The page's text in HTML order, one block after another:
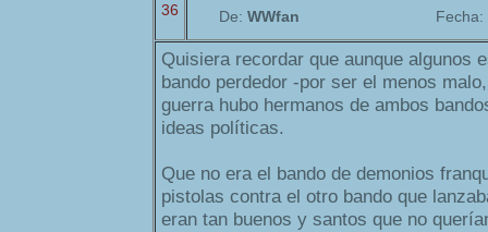
36 De: WWfan Fecha:
Quisiera recordar que aunque algunos
bando perdedor -por ser el menos
guerra hubo hermanos de ambos
ideas políticas.
Que no era el bando de demonios
pistolas contra el otro bando que
eran tan buenos y santos que no